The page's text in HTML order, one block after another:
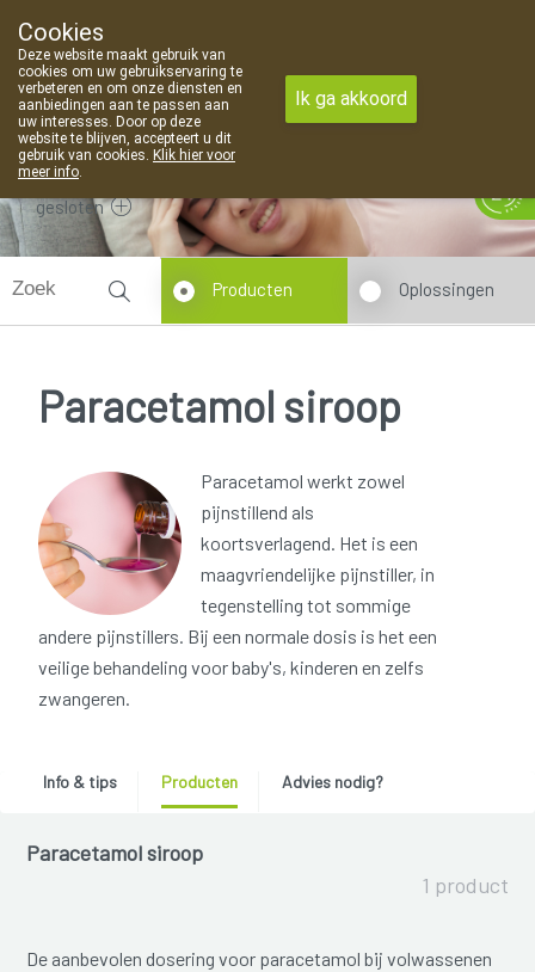
09 373 94 03
gesloten
Producten Oplossingen
Paracetamol siroop
Paracetamol werkt zowel
pijnstillend als
koortsverlagend. Het is een
maagvriendelijke pijnstiller, in
tegenstelling tot sommige
andere pijnstillers. Bij een normale dosis is het een
veilige behandeling voor baby's, kinderen en zelfs
zwangeren.
Info & tips Producten Advies nodig?
Paracetamol siroop
1 product
De aanbevolen dosering voor paracetamol bij volwassenen
Cookies
Deze website maakt gebruik van
cookies om uw gebruikservaring te
verbeteren en om onze diensten en
aanbiedingen aan te passen aan
uw interesses. Door op deze
website te blijven, accepteert u dit
gebruik van cookies. Klik hier voor
meer info.
Ik ga akkoord